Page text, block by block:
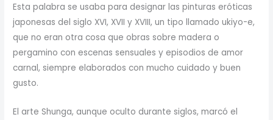
Esta palabra se usaba para designar las pinturas eróticas
japonesas del siglo XVI, XVII y XVIII, un tipo llamado ukiyo-e,
que no eran otra cosa que obras sobre madera o
pergamino con escenas sensuales y episodios de amor
carnal, siempre elaborados con mucho cuidado y buen
gusto.
El arte Shunga, aunque oculto durante siglos, marcó el